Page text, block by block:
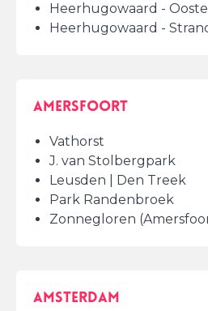
Heerhugowaard -
Heerhugowaard -
Amersfoort
Vathorst
J. van Stolbergpark
Leusden | Den Treek
Park Randenbroek
Zonnegloren
Amsterdam